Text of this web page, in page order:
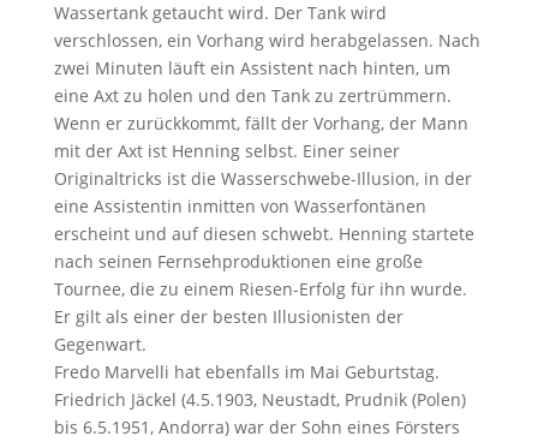
Wassertank getaucht wird. Der Tank wird
verschlossen, ein Vorhang wird herabgelassen. Nach
zwei Minuten läuft ein Assistent nach hinten, um
eine Axt zu holen und den Tank zu zertrümmern.
Wenn er zurückkommt, fällt der Vorhang, der Mann
mit der Axt ist Henning selbst. Einer seiner
Originaltricks ist die Wasserschwebe-Illusion, in der
eine Assistentin inmitten von Wasserfontänen
erscheint und auf diesen schwebt. Henning startete
nach seinen Fernsehproduktionen eine große
Tournee, die zu einem Riesen-Erfolg für ihn wurde.
Er gilt als einer der besten Illusionisten der
Gegenwart.
Fredo Marvelli hat ebenfalls im Mai Geburtstag.
Friedrich Jäckel (4.5.1903, Neustadt, Prudnik (Polen)
bis 6.5.1951, Andorra) war der Sohn eines Försters